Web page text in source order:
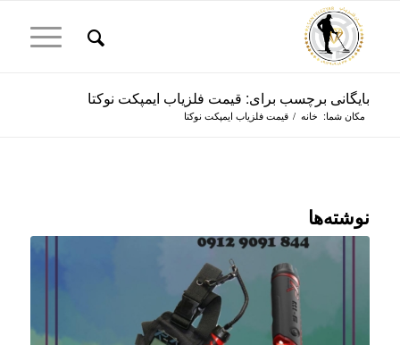
بایگانی برچسب برای: قیمت فلزیاب ایمپکت نوکتا
مکان شما: خانه / قیمت فلزیاب ایمپکت نوکتا
نوشته‌ها